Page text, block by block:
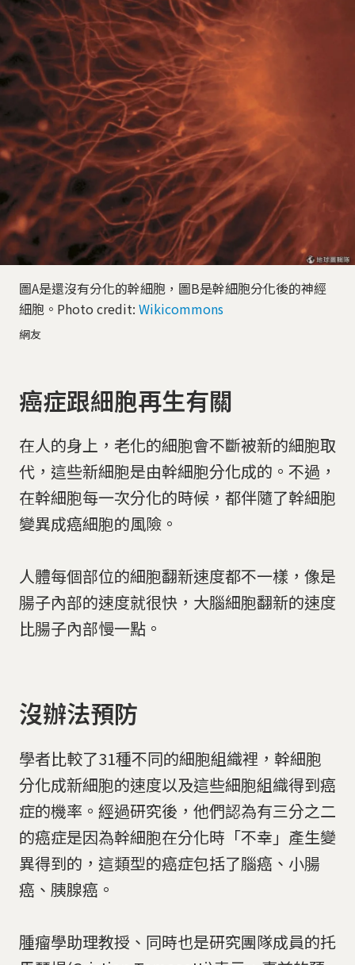
圖A是還沒有分化的幹細胞，圖B是幹細胞分化後的神經
細胞。Photo credit: Wikicommons
網友
癌症跟細胞再生有關
在人的身上，老化的細胞會不斷被新的細胞取
代，這些新細胞是由幹細胞分化成的。不過，
在幹細胞每一次分化的時候，都伴隨了幹細胞
變異成癌細胞的風險。
人體每個部位的細胞翻新速度都不一樣，像是
腸子內部的速度就很快，大腦細胞翻新的速度
比腸子內部慢一點。
沒辦法預防
學者比較了31種不同的細胞組織裡，幹細胞
分化成新細胞的速度以及這些細胞組織得到癌
症的機率。經過研究後，他們認為有三分之二
的癌症是因為幹細胞在分化時「不幸」產生變
異得到的，這類型的癌症包括了腦癌、小腸
癌、胰腺癌。
腫瘤學助理教授、同時也是研究團隊成員的托